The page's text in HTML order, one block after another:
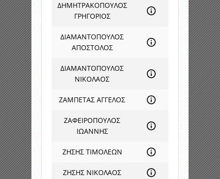
ΔΗΜΗΤΡΑΚΟΠΟΥΛΟΣ
ΓΡΗΓΟΡΙΟΣ
ΔΙΑΜΑΝΤΟΠΟΥΛΟΣ
ΑΠΟΣΤΟΛΟΣ
ΔΙΑΜΑΝΤΟΠΟΥΛΟΣ
ΝΙΚΟΛΑΟΣ
ΖΑΜΠΕΤΑΣ ΑΓΓΕΛΟΣ
ΖΑΦΕΙΡΟΠΟΥΛΟΣ
ΙΩΑΝΝΗΣ
ΖΗΣΗΣ ΤΙΜΟΛΕΩΝ
ΖΗΣΗΣ ΝΙΚΟΛΑΟΣ